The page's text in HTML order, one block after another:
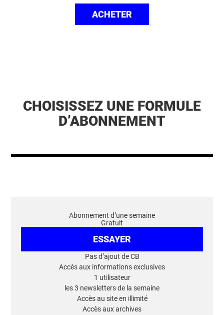
ACHETER
CHOISISSEZ UNE FORMULE
D’ABONNEMENT
Abonnement d’une semaine
Gratuit
ESSAYER
Pas d’ajout de CB
Accès aux informations exclusives
1 utilisateur
les 3 newsletters de la semaine
Accès au site en illimité
Accès aux archives